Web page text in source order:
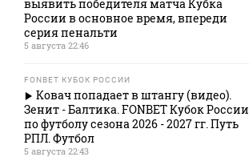
выявить победителя матча Кубка
России в основное время, впереди
серия пенальти
5 августа 22:46
FONBET КУБОК РОССИИ
Ковач попадает в штангу (видео).
Зенит - Балтика. FONBET Кубок России
по футболу сезона 2026 - 2027 гг. Путь
РПЛ. Футбол
5 августа 22:43